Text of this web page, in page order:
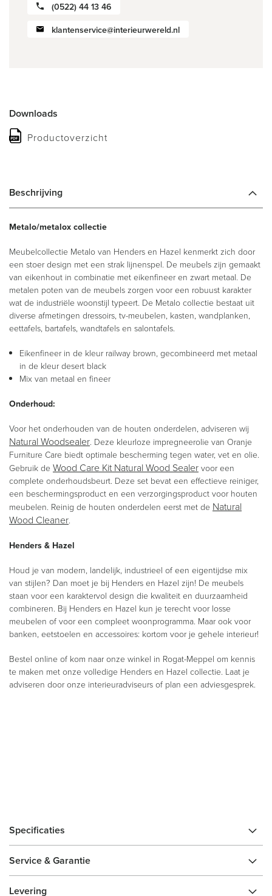
(0522) 44 13 46
klantenservice@interieurwereld.nl
Downloads
Productoverzicht
Beschrijving
Metalo/metalox collectie
Meubelcollectie Metalo van Henders en Hazel kenmerkt zich door
een stoer design met een strak lijnenspel. De meubels zijn gemaakt
van eikenhout in combinatie met eikenfineer en zwart metaal. De
metalen poten van de meubels zorgen voor een robuust karakter
wat de industriële woonstijl typeert. De Metalo collectie bestaat uit
diverse afmetingen dressoirs, tv-meubelen, kasten, wandplanken,
eettafels, bartafels, wandtafels en salontafels.
Eikenfineer in de kleur railway brown, gecombineerd met metaal
in de kleur desert black
Mix van metaal en fineer
Onderhoud:
Voor het onderhouden van de houten onderdelen, adviseren wij
Natural Woodsealer. Deze kleurloze impregneerolie van Oranje
Furniture Care biedt optimale bescherming tegen water, vet en olie.
Gebruik de Wood Care Kit Natural Wood Sealervoor een
complete onderhoudsbeurt. Deze set bevat een effectieve reiniger,
een beschermingsproduct en een verzorgingsproduct voor houten
meubelen. Reinig de houten onderdelen eerst met de Natural
Wood Cleaner.
Henders & Hazel
Houd je van modern, landelijk, industrieel of een eigentijdse mix
van stijlen? Dan moet je bij Henders en Hazel zijn! De meubels
staan voor een karaktervol design die kwaliteit en duurzaamheid
combineren. Bij Henders en Hazel kun je terecht voor losse
meubelen of voor een compleet woonprogramma. Maar ook voor
banken, eetstoelen en accessoires: kortom voor je gehele interieur!
Bestel online of kom naar onze winkel in Rogat-Meppel om kennis
te maken met onze volledige Henders en Hazel collectie. Laat je
adviseren door onze interieuradviseurs of plan een adviesgesprek.
Specificaties
Service & Garantie
Levering